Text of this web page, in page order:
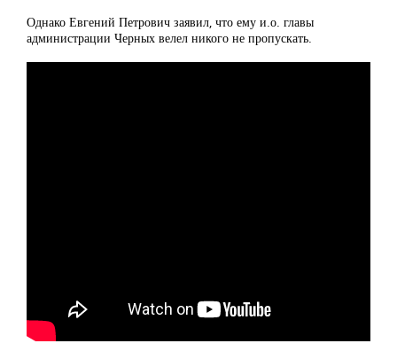
Однако Евгений Петрович заявил, что ему и.о. главы
администрации Черных велел никого не пропускать.